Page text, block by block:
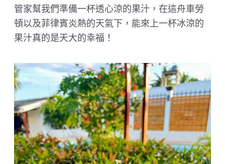
管家幫我們準備一杯透心涼的果汁，在這舟車勞
頓以及菲律賓炎熱的天氣下，能來上一杯冰涼的
果汁真的是天大的幸福！